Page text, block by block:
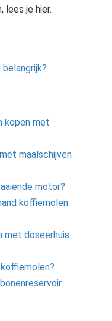
lees je hier.
kopen met
maalschijven
motor?
koffiemolen
met doseerhuis